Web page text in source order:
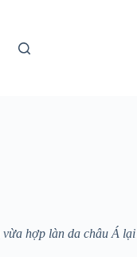
vừa hợp làn da châu Á lại